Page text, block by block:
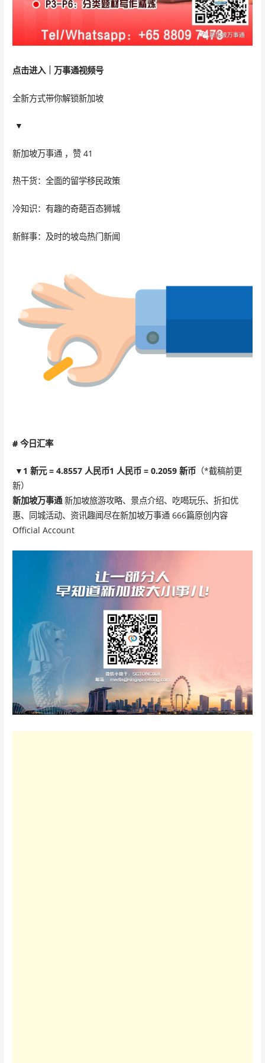
点击进入｜ 万事通视频号
全新方式带你解锁新加坡
▼
新加坡万事通 ，赞 41
热干货：全面的留学移民政策
冷知识：有趣的奇葩百态狮城
新鲜事：及时的坡岛热门新闻
#今日汇率
▼ 1 新元 = 4.8557 人民币1 人民币 = 0.2059 新币（*截稿前更
新）
新加坡万事通新加坡旅游攻略、景点介绍、吃喝玩乐、折扣优
惠、同城活动、资讯趣闻尽在新加坡万事通 666篇原创内容
Official Account